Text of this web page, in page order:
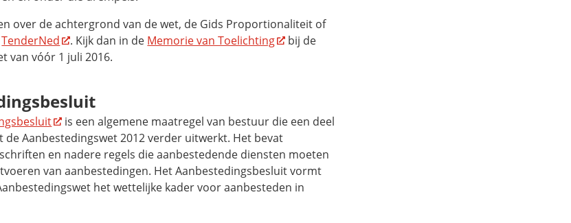
over de achtergrond van de wet, de Gids Proportionaliteit of
TenderNed . Kijk dan in de Memorie van Toelichting
bij de
van vóór 1 juli 2016.
is een algemene maatregel van bestuur die een deel
de Aanbestedingswet 2012 verder uitwerkt. Het bevat
en nadere regels die aanbestedende diensten moeten
van aanbestedingen. Het Aanbestedingsbesluit vormt
het wettelijke kader voor aanbesteden in